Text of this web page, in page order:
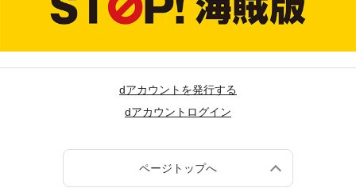
dアカウントを発行する
dアカウントログイン
ページトップへ